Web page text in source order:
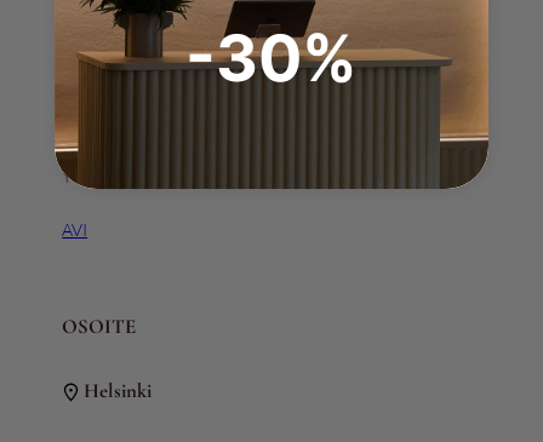
-30%
+358 (0) 4025 000 45
Y-tunnus 3111163-5
AVI
OSOITE
Helsinki